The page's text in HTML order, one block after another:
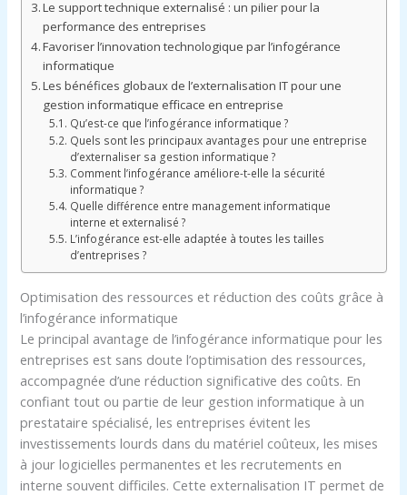
Le support technique externalisé : un pilier pour la
performance des entreprises
Favoriser l’innovation technologique par l’infogérance
informatique
Les bénéfices globaux de l’externalisation IT pour une
gestion informatique efficace en entreprise
Qu’est-ce que l’infogérance informatique ?
Quels sont les principaux avantages pour une entreprise
d’externaliser sa gestion informatique ?
Comment l’infogérance améliore-t-elle la sécurité
informatique ?
Quelle différence entre management informatique
interne et externalisé ?
L’infogérance est-elle adaptée à toutes les tailles
d’entreprises ?
Optimisation des ressources et réduction des coûts grâce à
l’infogérance informatique
Le principal avantage de l’infogérance informatique pour les
entreprises est sans doute l’optimisation des ressources,
accompagnée d’une réduction significative des coûts. En
confiant tout ou partie de leur gestion informatique à un
prestataire spécialisé, les entreprises évitent les
investissements lourds dans du matériel coûteux, les mises
à jour logicielles permanentes et les recrutements en
interne souvent difficiles. Cette externalisation IT permet de